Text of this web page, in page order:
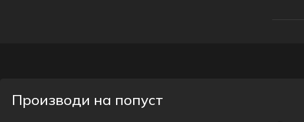
Производи на попуст